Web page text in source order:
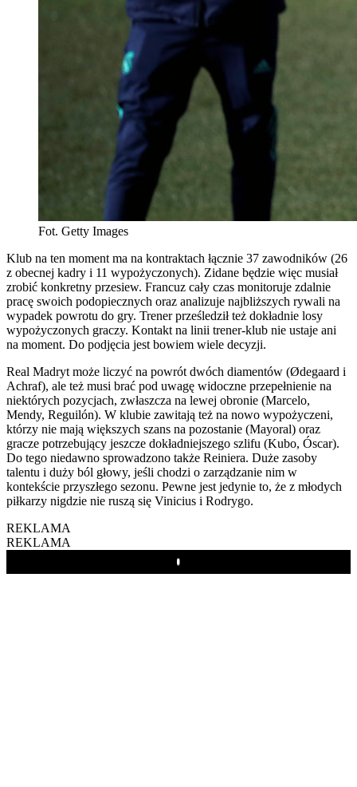
Fot. Getty Images
Klub na ten moment ma na kontraktach łącznie 37 zawodników (26
z obecnej kadry i 11 wypożyczonych). Zidane będzie więc musiał
zrobić konkretny przesiew. Francuz cały czas monitoruje zdalnie
pracę swoich podopiecznych oraz analizuje najbliższych rywali na
wypadek powrotu do gry. Trener prześledził też dokładnie losy
wypożyczonych graczy. Kontakt na linii trener-klub nie ustaje ani
na moment. Do podjęcia jest bowiem wiele decyzji.
Real Madryt może liczyć na powrót dwóch diamentów (Ødegaard i
Achraf), ale też musi brać pod uwagę widoczne przepełnienie na
niektórych pozycjach, zwłaszcza na lewej obronie (Marcelo,
Mendy, Reguilón). W klubie zawitają też na nowo wypożyczeni,
którzy nie mają większych szans na pozostanie (Mayoral) oraz
gracze potrzebujący jeszcze dokładniejszego szlifu (Kubo, Óscar).
Do tego niedawno sprowadzono także Reiniera. Duże zasoby
talentu i duży ból głowy, jeśli chodzi o zarządzanie nim w
kontekście przyszłego sezonu. Pewne jest jedynie to, że z młodych
piłkarzy nigdzie nie ruszą się Vinicius i Rodrygo.
REKLAMA
REKLAMA
Play